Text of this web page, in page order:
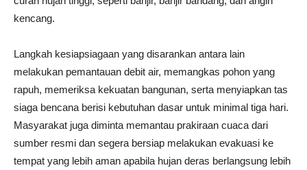
kencang.
Langkah kesiapsiagaan yang disarankan antara lain
melakukan pemantauan debit air, memangkas pohon yang
rapuh, memeriksa kekuatan bangunan, serta menyiapkan tas
siaga bencana berisi kebutuhan dasar untuk minimal tiga hari.
Masyarakat juga diminta memantau prakiraan cuaca dari
sumber resmi dan segera bersiap melakukan evakuasi ke
tempat yang lebih aman apabila hujan deras berlangsung lebih